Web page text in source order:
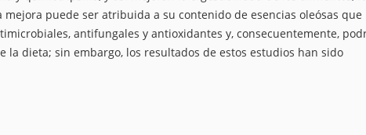
puede ser atribuida a su contenido de esencias oleósas que
antifungales y antioxidantes y, consecuentemente,
dieta; sin embargo, los resultados de estos estudios han sido